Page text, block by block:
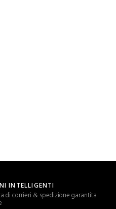
INTELLIGENTI
di corrieri & spedizione garantita